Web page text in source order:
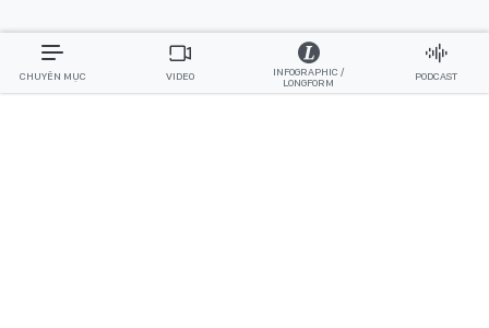
CHUYÊN MỤC VIDEO
INFOGRAPHIC /
LONGFORM
PODCAST